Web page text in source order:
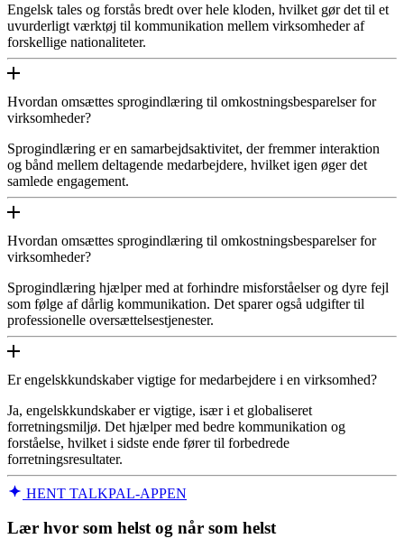
Engelsk tales og forstås bredt over hele kloden, hvilket gør det til et
uvurderligt værktøj til kommunikation mellem virksomheder af
forskellige nationaliteter.
Hvordan omsættes sprogindlæring til omkostningsbesparelser for
virksomheder?
Sprogindlæring er en samarbejdsaktivitet, der fremmer interaktion
og bånd mellem deltagende medarbejdere, hvilket igen øger det
samlede engagement.
Hvordan omsættes sprogindlæring til omkostningsbesparelser for
virksomheder?
Sprogindlæring hjælper med at forhindre misforståelser og dyre fejl
som følge af dårlig kommunikation. Det sparer også udgifter til
professionelle oversættelsestjenester.
Er engelskkundskaber vigtige for medarbejdere i en virksomhed?
Ja, engelskkundskaber er vigtige, især i et globaliseret
forretningsmiljø. Det hjælper med bedre kommunikation og
forståelse, hvilket i sidste ende fører til forbedrede
forretningsresultater.
HENT TALKPAL-APPEN
Lær hvor som helst og når som helst